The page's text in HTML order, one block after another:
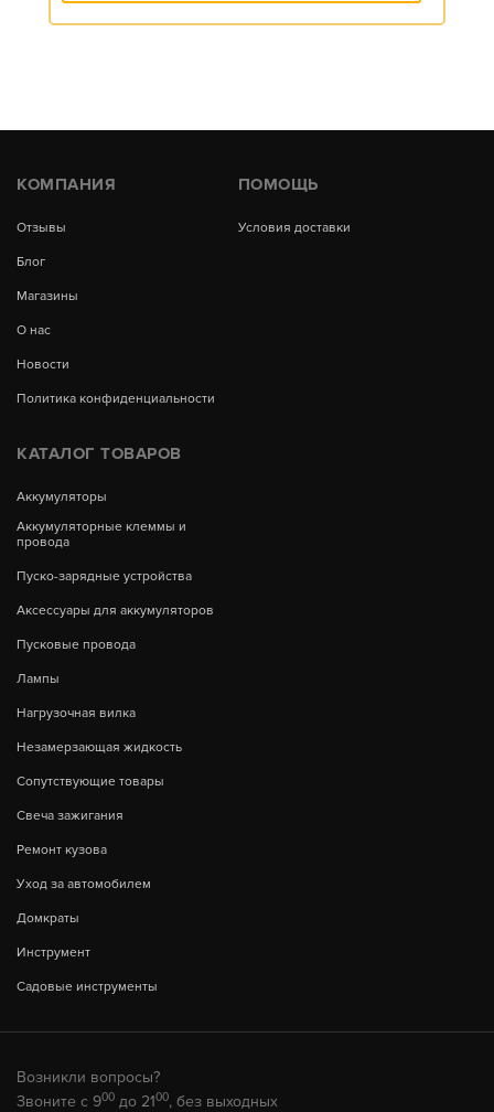
КОМПАНИЯ
Отзывы
Блог
Магазины
О нас
Новости
Политика конфиденциальности
ПОМОЩЬ
Условия доставки
КАТАЛОГ ТОВАРОВ
Аккумуляторы
Аккумуляторные клеммы и
провода
Пуско-зарядные устройства
Аксессуары для аккумуляторов
Пусковые провода
Лампы
Нагрузочная вилка
Незамерзающая жидкость
Сопутствующие товары
Свеча зажигания
Ремонт кузова
Уход за автомобилем
Домкраты
Инструмент
Садовые инструменты
Возникли вопросы?
Звоните с 900 до 2100, без выходных